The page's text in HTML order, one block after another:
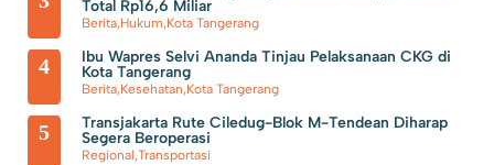
Total Rp16,6 Miliar
Berita,Hukum,Kota Tangerang
4
Ibu Wapres Selvi Ananda Tinjau Pelaksanaan CKG di
Kota Tangerang
Berita,Kesehatan,Kota Tangerang
5
Transjakarta Rute Ciledug-Blok M-Tendean Diharap
Segera Beroperasi
Regional,Transportasi